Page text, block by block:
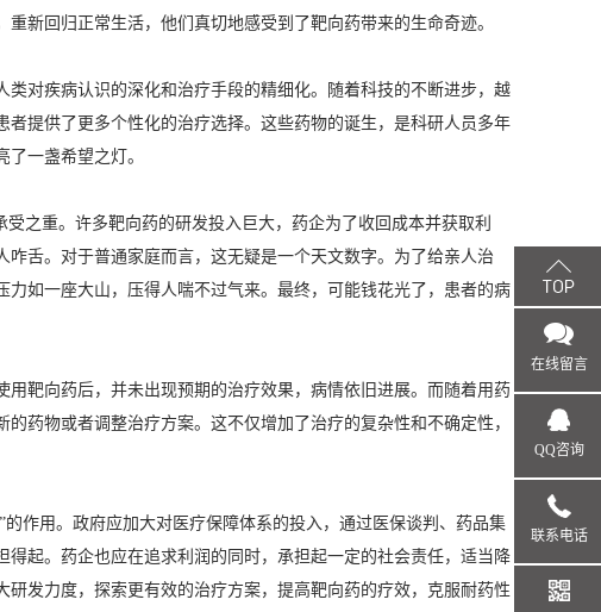
新回归正常生活，他们真切地感受到了靶向药带来的生命奇迹。
对疾病认识的深化和治疗手段的精细化。随着科技的不断进步，越
提供了更多个性化的治疗选择。这些药物的诞生，是科研人员多年
一盏希望之灯。
之重。许多靶向药的研发投入巨大，药企为了收回成本并获取利
舌。对于普通家庭而言，这无疑是一个天文数字。为了给亲人治
如一座大山，压得人喘不过气来。最终，可能钱花光了，患者的病
靶向药后，并未出现预期的治疗效果，病情依旧进展。而随着用药
药物或者调整治疗方案。这不仅增加了治疗的复杂性和不确定性，
作用。政府应加大对医疗保障体系的投入，通过医保谈判、药品集
起。药企也应在追求利润的同时，承担起一定的社会责任，适当降
发力度，探索更有效的治疗方案，提高靶向药的疗效，克服耐药性
在线留言
QQ咨询
联系电话